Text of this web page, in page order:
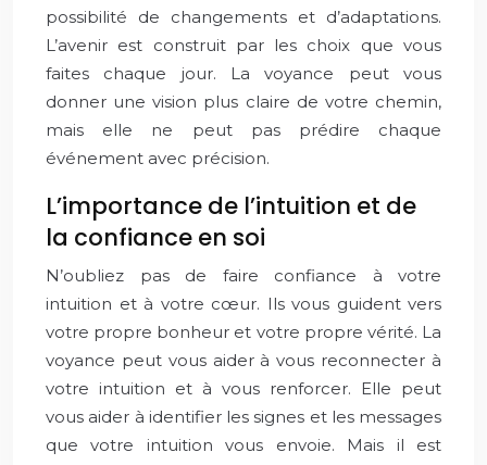
possibilité de changements et d’adaptations.
L’avenir est construit par les choix que vous
faites chaque jour. La voyance peut vous
donner une vision plus claire de votre chemin,
mais elle ne peut pas prédire chaque
événement avec précision.
L’importance de l’intuition et de
la confiance en soi
N’oubliez pas de faire confiance à votre
intuition et à votre cœur. Ils vous guident vers
votre propre bonheur et votre propre vérité. La
voyance peut vous aider à vous reconnecter à
votre intuition et à vous renforcer. Elle peut
vous aider à identifier les signes et les messages
que votre intuition vous envoie. Mais il est